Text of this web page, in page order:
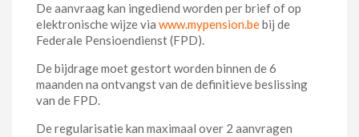
De aanvraag kan ingediend worden per brief of op
elektronische wijze via www.mypension.bebij de
Federale Pensioendienst (FPD).
De bijdrage moet gestort worden binnen de 6
maanden na ontvangst van de definitieve beslissing
van de FPD.
De regularisatie kan maximaal over 2 aanvragen